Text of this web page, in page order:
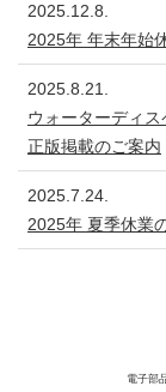
2025.12.8.
2025年 年末年始
2025.8.21.
ウォーターディ
正版掲載のご案内
2025.7.24.
2025年 夏季休業
電子部